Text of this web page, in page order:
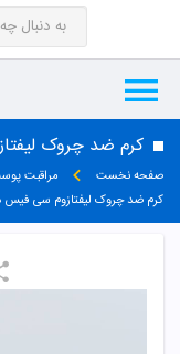
کرم ضد چروک
صفحه نخست مراقبت
کرم ضد چروک لیفتازوم سی